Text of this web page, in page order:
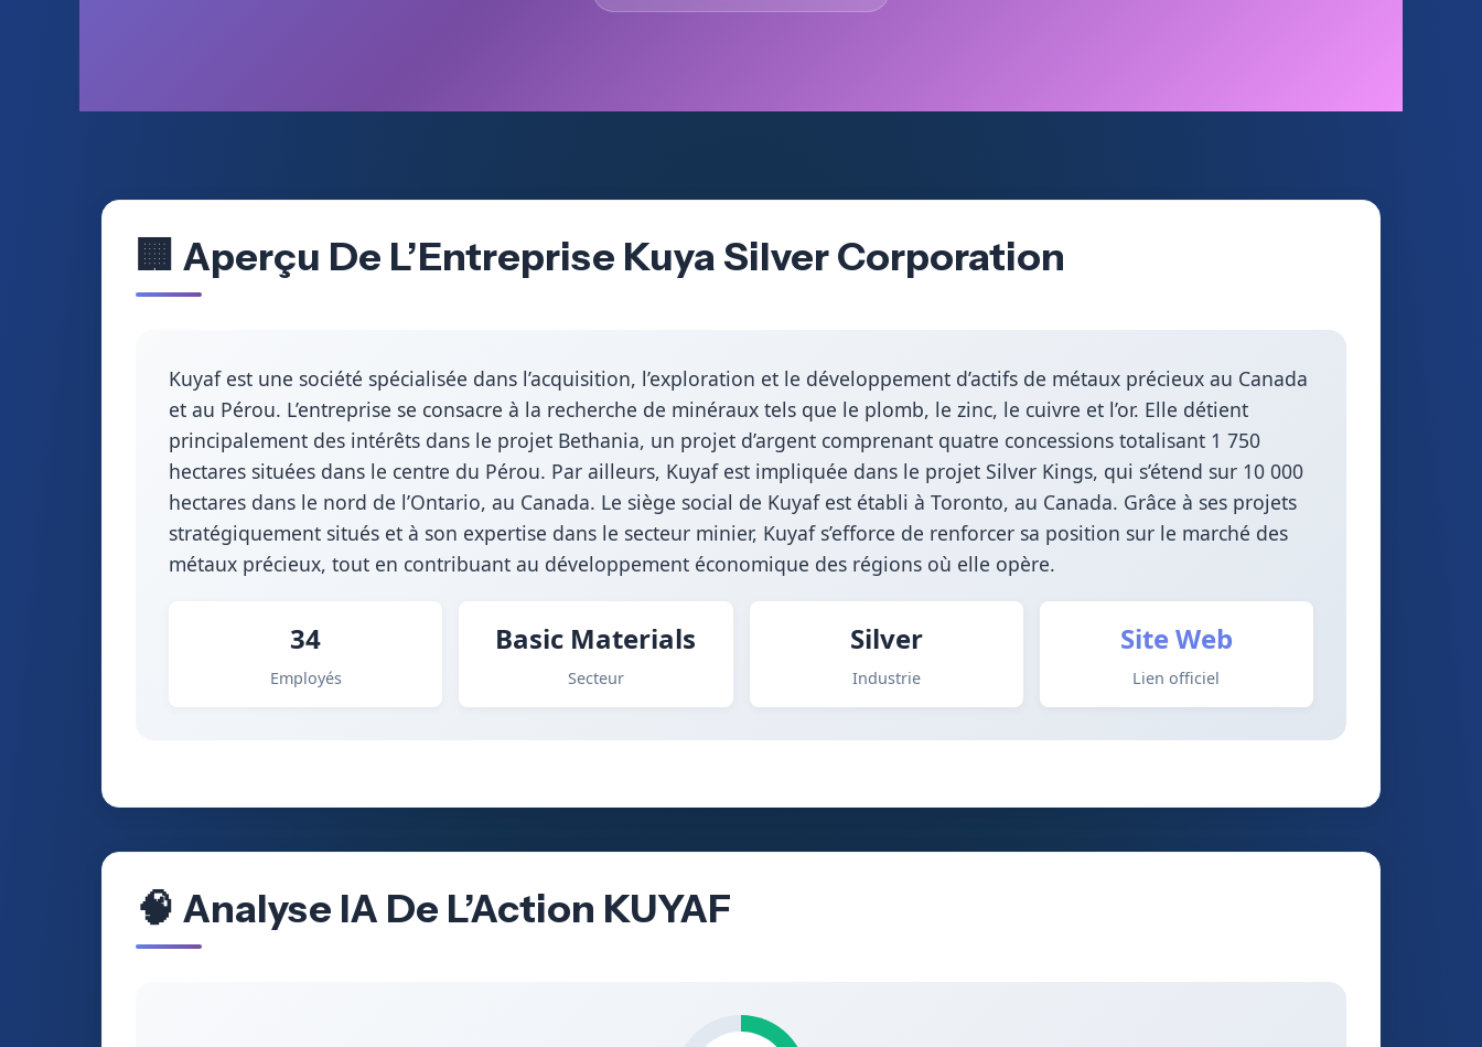
🏢 Aperçu De L’Entreprise Kuya Silver Corporation
Kuyaf est une société spécialisée dans l’acquisition, l’exploration et le développement d’actifs de métaux précieux au Canada
et au Pérou. L’entreprise se consacre à la recherche de minéraux tels que le plomb, le zinc, le cuivre et l’or. Elle détient
principalement des intérêts dans le projet Bethania, un projet d’argent comprenant quatre concessions totalisant 1 750
hectares situées dans le centre du Pérou. Par ailleurs, Kuyaf est impliquée dans le projet Silver Kings, qui s’étend sur 10 000
hectares dans le nord de l’Ontario, au Canada. Le siège social de Kuyaf est établi à Toronto, au Canada. Grâce à ses projets
stratégiquement situés et à son expertise dans le secteur minier, Kuyaf s’efforce de renforcer sa position sur le marché des
métaux précieux, tout en contribuant au développement économique des régions où elle opère.
34
Employés
Basic Materials
Secteur
Silver
Industrie
Site Web
Lien officiel
🧠 Analyse IA De L’Action KUYAF